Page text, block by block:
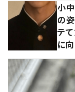
小
の
テ
に